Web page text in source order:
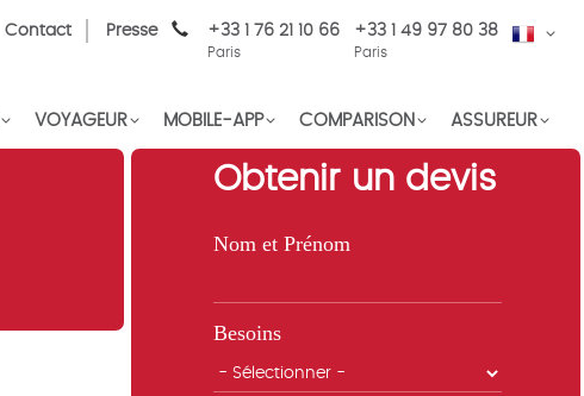
FR
Contact Presse +33 1 76 21 10 66
Paris
+33 1 49 97 80 38
Paris
VOYAGEUR ASSUREUR
COMPARISON
MOBILE-APP
Obtenir un devis
Nom et Prénom
Besoins